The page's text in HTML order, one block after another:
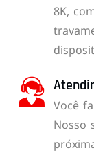
8K,
Você
Nosso